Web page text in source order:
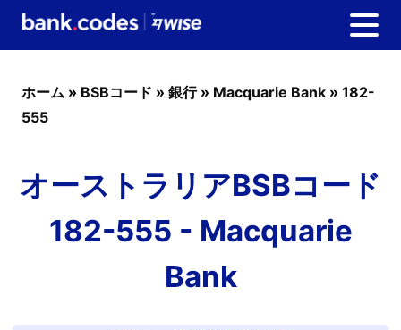
ホーム » BSBコード » 銀行» Macquarie Bank » 182-
555
オーストラリアBSBコード
182-555 - Macquarie
Bank